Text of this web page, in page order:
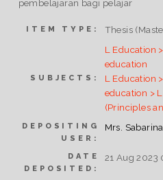
pembelajaran bagi pelajar
ITEM TYPE: Thesis
SUBJECTS:
L Education
education
L Education
education >
(Principles
DEPOSITING
USER:
Mrs.
DATE
DEPOSITED:
21 Aug 2023